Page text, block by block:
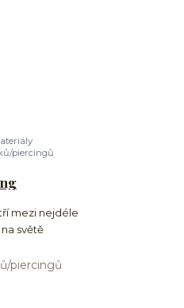
piercingů
mezi nejdéle
světě